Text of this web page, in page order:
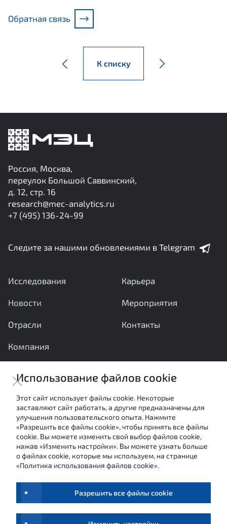
Обратная связь
К списку
Россия, Москва,
переулок Большой Саввинский,
д. 12, стр. 16
research@mec-analytics.ru
+7 (495) 136-24-99
Следите за нашими обновлениями в Telegram
Исследования
Новости
Отрасли
Компания
Карьера
Мероприятия
Контакты
Отправить сообщение
Настоящие материалы являются собственностью
АНО «Межотраслевой экспертный центр» и не могут
быть использованы в каких-либо целях (в том числе
посредством цитирования или ссылки в средствах
массовой информации) без письменного согласия
авторов.
Обработка персональных данных
МЭЦ,
Использование файлов cookie
Этот сайт использует файлы cookie. Некоторые
заставляют сайт работать, а другие предназначены для
улучшения пользовательского опыта. Нажмите
«Разрешить все файлы cookie», чтобы принять все файлы
cookie. Вы можете изменить свой выбор файлов cookie,
нажав «Изменить настройки». Вы можете узнать больше
о файлах cookie, которые мы используем, на странице
«Политика использования файлов cookie».
Разрешить все файлы cookie